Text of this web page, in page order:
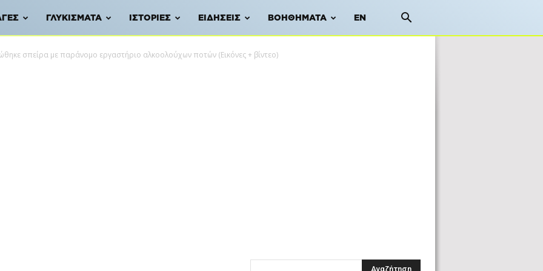
ΓΛΥΚΊΣΜΑΤΑ ΙΣΤΟΡΊΕΣ ΕΙΔΉΣΕΙΣ ΒΟΗΘΉΜΑΤΑ EN
σπείρα με παράνομο εργαστήριο αλκοολούχων ποτών (Εικόνες + βίντεο)